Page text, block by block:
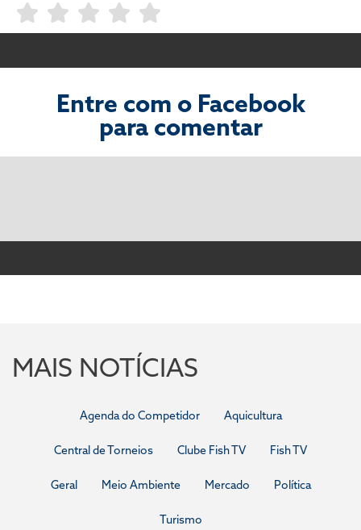
Entre com o Facebook
para comentar
MAIS NOTÍCIAS
Agenda do Competidor Aquicultura
Central de Torneios Clube Fish TV Fish TV
Geral Meio Ambiente Mercado Política
Turismo